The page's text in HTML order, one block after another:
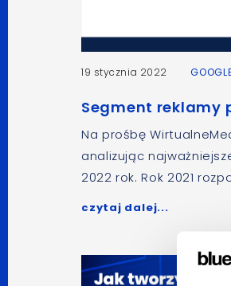
19 stycznia 2022
Segment reklamy
Na prośbę
analizując
2022 rok. ­­Rok 2021
czytaj dalej...